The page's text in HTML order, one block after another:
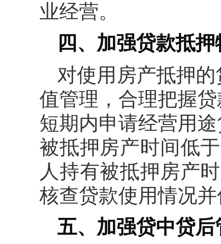
业经营。
四、加强贷款抵
对使用房产抵押
值管理，合理把握
短期内申请经营用
被抵押房产时间低
人持有被抵押房产
核查贷款使用情况
五、加强贷中贷后